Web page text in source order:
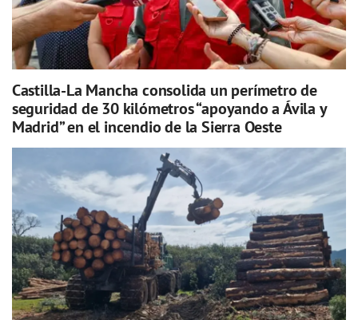
Castilla-La Mancha consolida un perímetro de
seguridad de 30 kilómetros “apoyando a Ávila y
Madrid” en el incendio de la Sierra Oeste